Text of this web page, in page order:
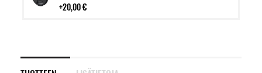
20,00 €